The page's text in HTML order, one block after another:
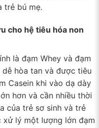
trẻ bú mẹ.
cho hệ tiêu hóa non
là đạm Whey và đạm
hòa tan và được tiêu
Casein khi vào dạ dày
hơn và cần nhiều thời
của trẻ sơ sinh và trẻ
xử lý một lượng lớn đạm